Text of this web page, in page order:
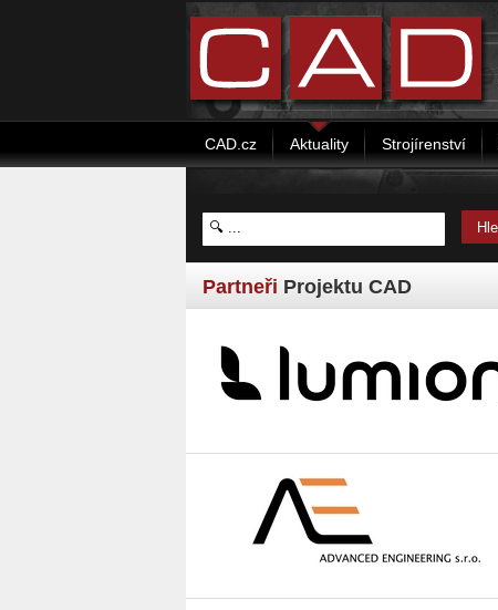
CAD.cz Aktuality Strojírenství
Partneři Projektu CAD